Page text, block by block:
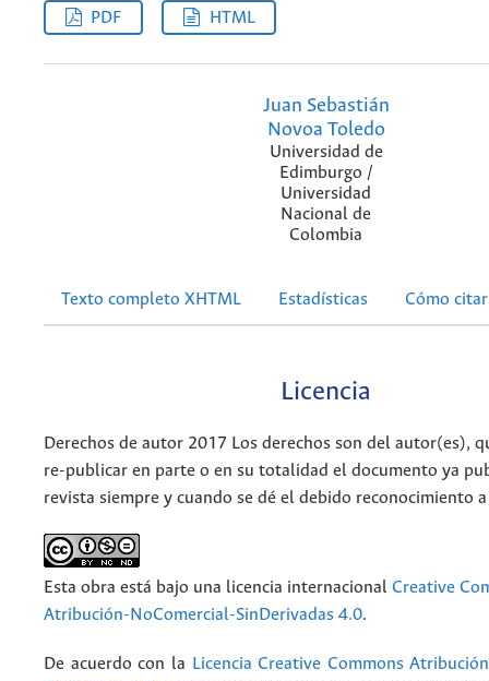
PDF HTML
Juan Sebastián
Novoa Toledo
Universidad de
Edimburgo /
Universidad
Nacional de
Colombia
Texto completo XHTML Estadísticas Cómo citar
Licencia
Derechos de autor 2017 Los derechos son del autor(es),
re-publicar en parte o en su totalidad el documento ya
revista siempre y cuando se dé el debido reconocimiento
Esta obra está bajo una licencia internacional Creative
Atribución-NoComercial-SinDerivadas 4.0.
De acuerdo con la Licencia Creative Commons